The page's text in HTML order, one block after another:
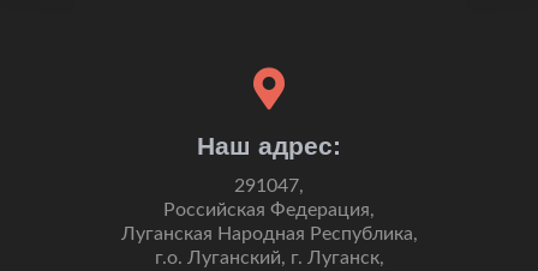
Наш адрес:
291047,
Российская Федерация,
Луганская Народная Республика,
г.о. Луганский, г. Луганск,